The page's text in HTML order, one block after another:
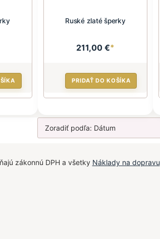
Ruské zlaté šperky
211,00 €*
PRIDAŤ DO KOŠÍKA
zákonnú DPH a všetky Náklady na dopravu